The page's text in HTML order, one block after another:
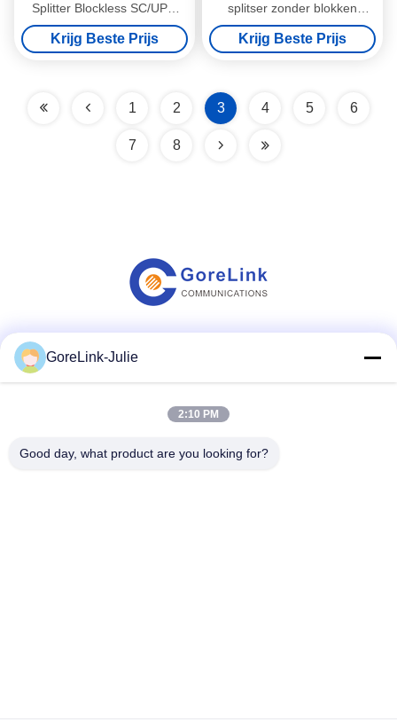
Splitter Blockless SC/UPC
Single-mode 900μM 1x16
Krijg Beste Prijs
splitser zonder blokken
SC/UPC enkelmodus 900μM
Krijg Beste Prijs
1 2 3 4 5 6
7 8
GoreLink-Julie
2:10 PM
Good day, what product are you looking for?